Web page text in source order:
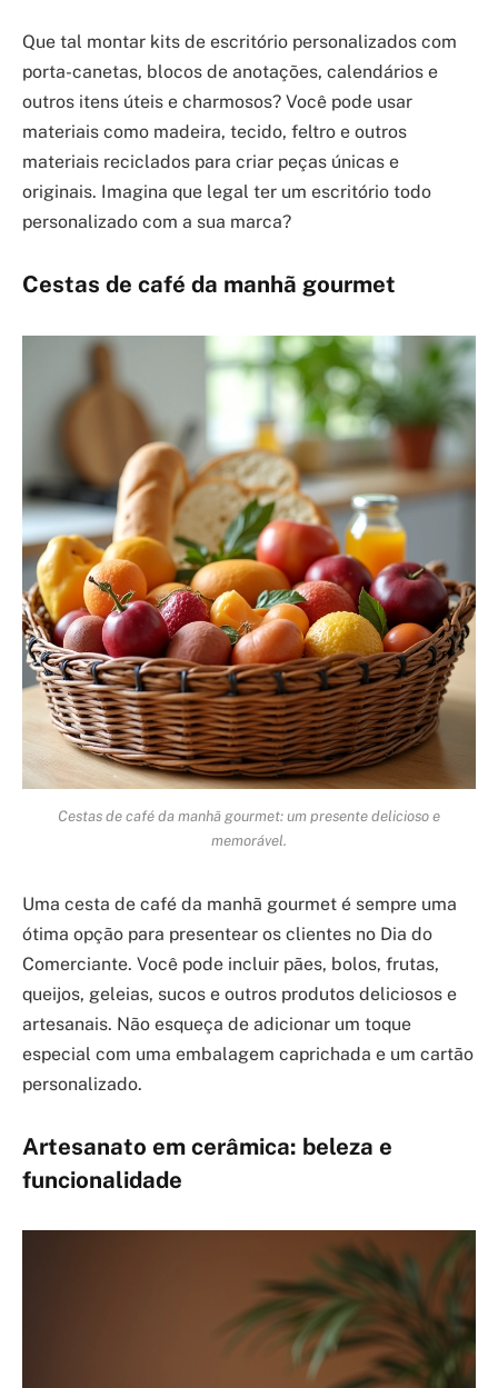
Que tal montar kits de escritório personalizados com
porta-canetas, blocos de anotações, calendários e
outros itens úteis e charmosos? Você pode usar
materiais como madeira, tecido, feltro e outros
materiais reciclados para criar peças únicas e
originais. Imagina que legal ter um escritório todo
personalizado com a sua marca?
Cestas de café da manhã gourmet
Cestas de café da manhã gourmet: um presente delicioso e
memorável.
Uma cesta de café da manhã gourmet é sempre uma
ótima opção para presentear os clientes no Dia do
Comerciante. Você pode incluir pães, bolos, frutas,
queijos, geleias, sucos e outros produtos deliciosos e
artesanais. Não esqueça de adicionar um toque
especial com uma embalagem caprichada e um cartão
personalizado.
Artesanato em cerâmica: beleza e
funcionalidade